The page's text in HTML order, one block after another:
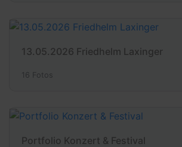
13.05.2026 Friedhelm Laxinger
16 Fotos
Portfolio Konzert & Festival